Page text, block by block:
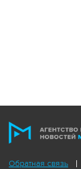
Обратная связь